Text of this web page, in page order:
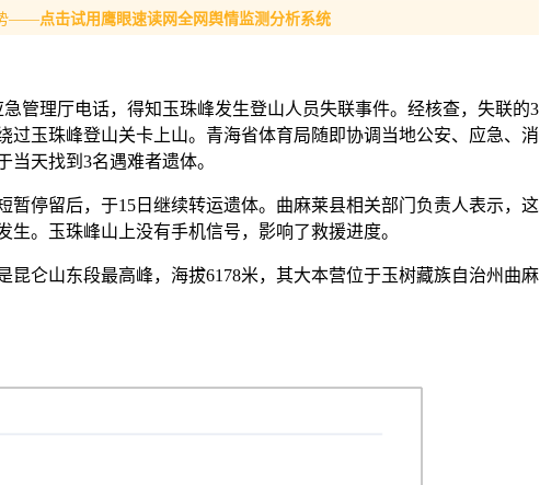
势——点击试用鹰眼速读网全网舆情监测分析系统
管理厅电话，得知玉珠峰发生登山人员失联事件。经核查，失联的3
过玉珠峰登山关卡上山。青海省体育局随即协调当地公安、应急、消
天找到3名遇难者遗体。
暂停留后，于15日继续转运遗体。曲麻莱县相关部门负责人表示，这
。玉珠峰山上没有手机信号，影响了救援进度。
昆仑山东段最高峰，海拔6178米，其大本营位于玉树藏族自治州曲麻